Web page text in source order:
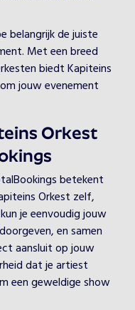
belangrijk de juiste
Met een breed
biedt Kapiteins
jouw evenement
Orkest
betekent
Orkest zelf,
je eenvoudig jouw
en samen
aansluit op jouw
dat je artiest
een geweldige show